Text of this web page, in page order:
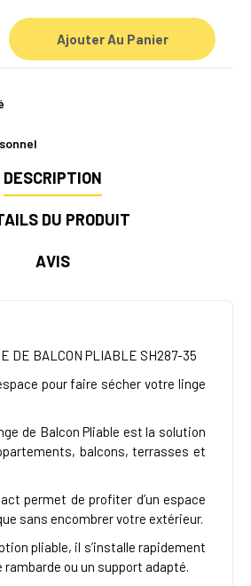
Ajouter Au Panier
DESCRIPTION
DU PRODUIT
AVIS
DE BALCON PLIABLE SH287-35
pour faire sécher votre linge
de Balcon Pliable est la solution
balcons, terrasses et
permet de profiter d’un espace
sans encombrer votre extérieur.
pliable, il s’installe rapidement
rambarde ou un support adapté.